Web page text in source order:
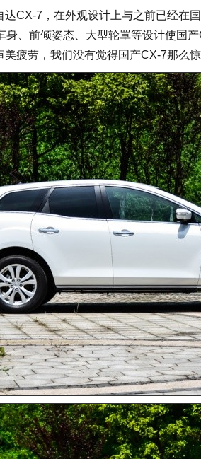
CX-7，在外观设计上与之前已经在
、前倾姿态、大型轮罩等设计使国
疲劳，我们没有觉得国产CX-7那么惊